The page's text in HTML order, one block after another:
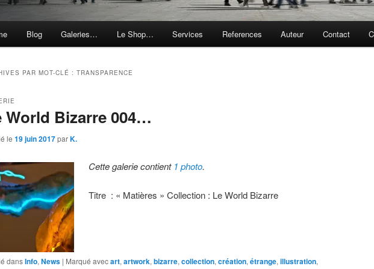
Blog Galeries… Le Shop… Services References Auteur Contact
PAR MOT-CLÉ : TRANSPARENCE
World Bizarre 004…
le 19 juin 2017parK.
Cette galerie contient 1 photo.
Titre : « Matières » Collection : Le World Bizarre
dansInfo, News | Marqué avecart, artwork, bizarre, collection, création, étrange, illustration,